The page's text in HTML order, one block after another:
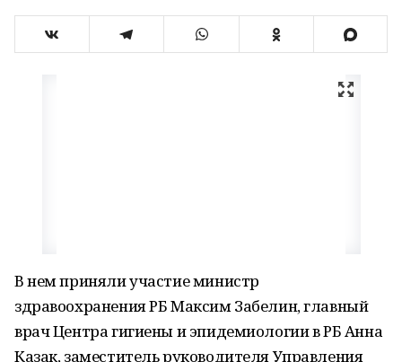
В нем приняли участие министр
здравоохранения РБ Максим Забелин, главный
врач Центра гигиены и эпидемиологии в РБ Анна
Казак, заместитель руководителя Управления